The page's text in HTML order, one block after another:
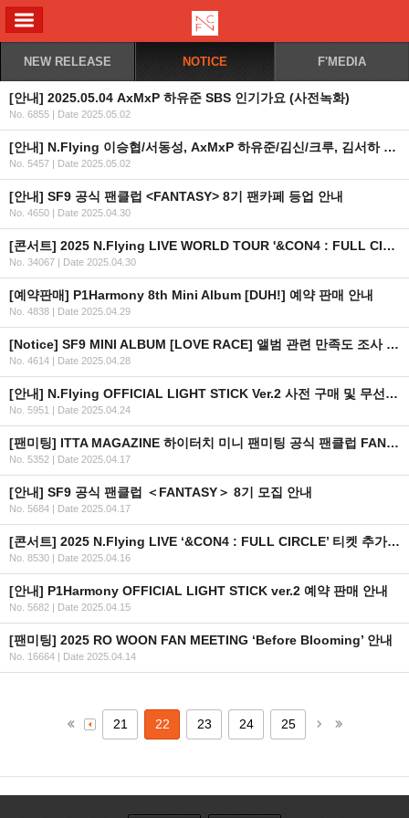
NEW RELEASE NOTICE F'MEDIA
[안내] 2025.05.04 AxMxP 하유준 SBS 인기가요 (사전녹화)
No. 6855 | Date 2025.05.02
[안내] N.Flying 이승협/서동성, AxMxP 하유준/김신/크루, 김서하 출연 드라마 <사계의 봄> 방영 일정 안내
No. 5457 | Date 2025.05.02
[안내] SF9 공식 팬클럽 <FANTASY> 8기 팬카페 등업 안내
No. 4650 | Date 2025.04.30
[콘서트] 2025 N.Flying LIVE WORLD TOUR '&CON4 : FULL CIRCLE' 개최 안내
No. 34067 | Date 2025.04.30
[예약판매] P1Harmony 8th Mini Album [DUH!] 예약 판매 안내
No. 4838 | Date 2025.04.29
[Notice] SF9 MINI ALBUM [LOVE RACE] 앨범 관련 만족도 조사 안내
No. 4614 | Date 2025.04.28
[안내] N.Flying OFFICIAL LIGHT STICK Ver.2 사전 구매 및 무선 연출 제어 안내
No. 5951 | Date 2025.04.24
[팬미팅] ITTA MAGAZINE 하이터치 미니 팬미팅 공식 팬클럽 FANTASY 8기 초대
No. 5352 | Date 2025.04.17
[안내] SF9 공식 팬클럽 ＜FANTASY＞ 8기 모집 안내
No. 5684 | Date 2025.04.17
[콘서트] 2025 N.Flying LIVE ‘&CON4 : FULL CIRCLE’ 티켓 추가오픈 안내
No. 8530 | Date 2025.04.16
[안내] P1Harmony OFFICIAL LIGHT STICK ver.2 예약 판매 안내
No. 5682 | Date 2025.04.15
[팬미팅] 2025 RO WOON FAN MEETING ‘Before Blooming’ 안내
No. 16664 | Date 2025.04.14
21 22 23 24 25